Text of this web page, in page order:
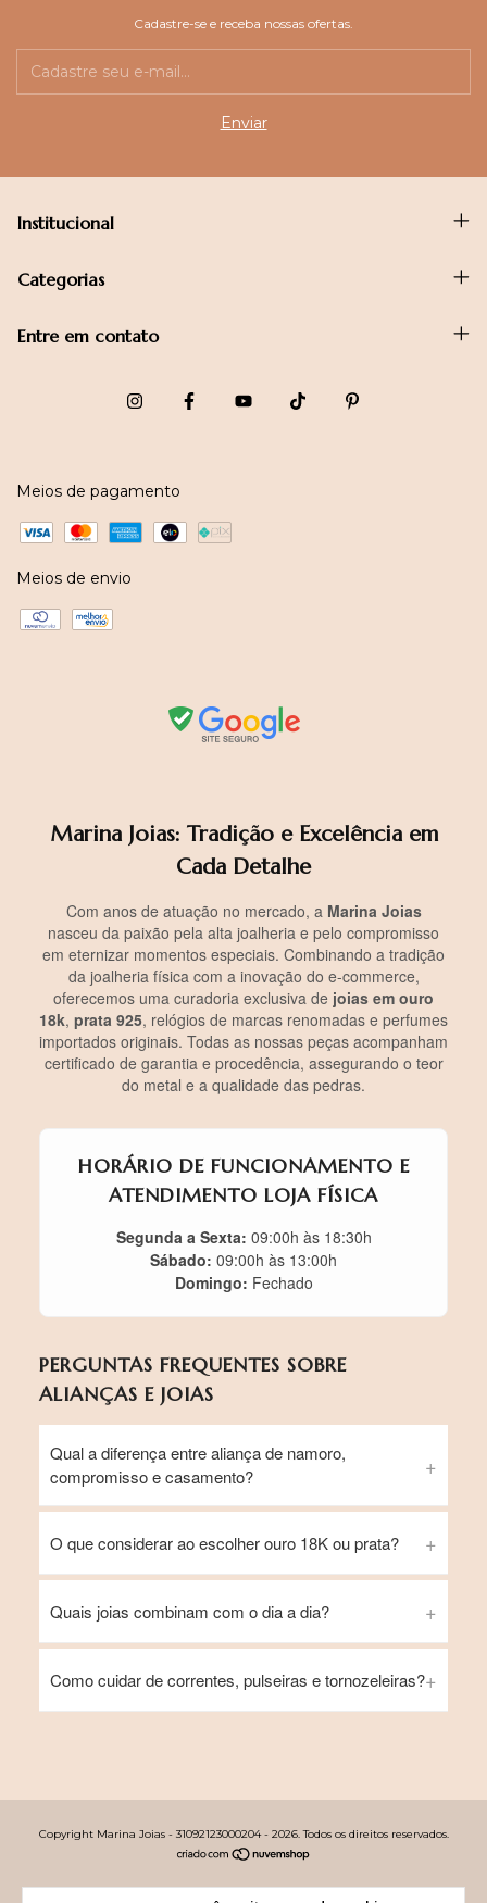
Cadastre-se e receba nossas ofertas.
Institucional
Categorias
Entre em contato
Meios de pagamento
Meios de envio
Marina Joias: Tradição e Excelência em
Cada Detalhe
Com anos de atuação no mercado, a Marina Joias
nasceu da paixão pela alta joalheria e pelo compromisso
em eternizar momentos especiais. Combinando a tradição
da joalheria física com a inovação do e-commerce,
oferecemos uma curadoria exclusiva de joias em ouro
18k, prata 925, relógios de marcas renomadas e perfumes
importados originais. Todas as nossas peças acompanham
certificado de garantia e procedência, assegurando o teor
do metal e a qualidade das pedras.
HORÁRIO DE FUNCIONAMENTO E
ATENDIMENTO LOJA FÍSICA
Segunda a Sexta: 09:00h às 18:30h
Sábado: 09:00h às 13:00h
Domingo: Fechado
PERGUNTAS FREQUENTES SOBRE
ALIANÇAS E JOIAS
Qual a diferença entre aliança de namoro,
compromisso e casamento?
O que considerar ao escolher ouro 18K ou prata?
Quais joias combinam com o dia a dia?
Como cuidar de correntes, pulseiras e tornozeleiras?
Copyright Marina Joias - 31092123000204 - 2026. Todos os direitos reservados.